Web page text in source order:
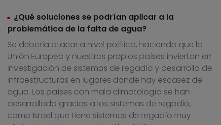
¿Qué soluciones se podrían aplicar a la
problemática de la falta de agua?
Se debería atacar a nivel político, haciendo que la
Unión Europea y nuestros propios países inviertan en
investigación de sistemas de regadío y desarrollo de
infraestructuras en lugares donde hay escasez de
agua. Los países con mala climatología se han
desarrollado gracias a los sistemas de regadío,
como Israel que tiene sistemas de regadío muy